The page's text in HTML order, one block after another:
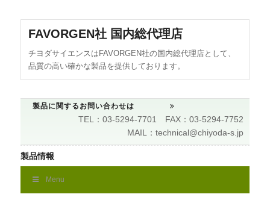
FAVORGEN社 国内総代理店
チヨダサイエンスはFAVORGEN社の国内総代理店として、
品質の高い確かな製品を提供しております。
製品に関するお問い合わせは
TEL：03-5294-7701 FAX：03-5294-7752
MAIL：technical@chiyoda-s.jp
製品情報
Menu